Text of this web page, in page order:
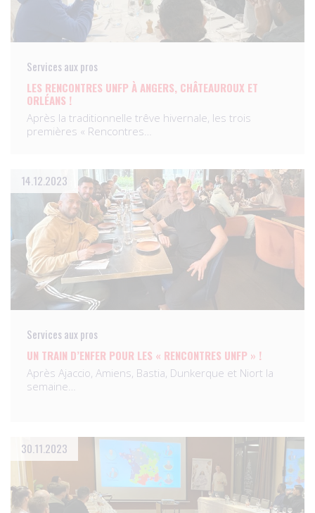
Services aux pros
LES RENCONTRES UNFP À ANGERS, CHÂTEAUROUX ET
ORLÉANS !
Après la traditionnelle trêve hivernale, les trois
premières « Rencontres…
14.12.2023
Services aux pros
UN TRAIN D’ENFER POUR LES « RENCONTRES UNFP » !
Après Ajaccio, Amiens, Bastia, Dunkerque et Niort la
semaine…
30.11.2023